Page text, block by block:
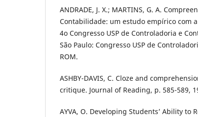
ANDRADE, J. X.; MARTINS, G. A.
Contabilidade: um estudo empírico com
4o Congresso USP de Controladoria e
São Paulo: Congresso USP de
ROM.
ASHBY-DAVIS, C. Cloze and
critique. Journal of Reading, p. 585-589,
AYVA, O. Developing Students’ Ability to